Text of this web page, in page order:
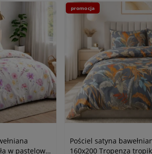
w pastelowe
Pościel satyna
160x200 Tropenza
promocja